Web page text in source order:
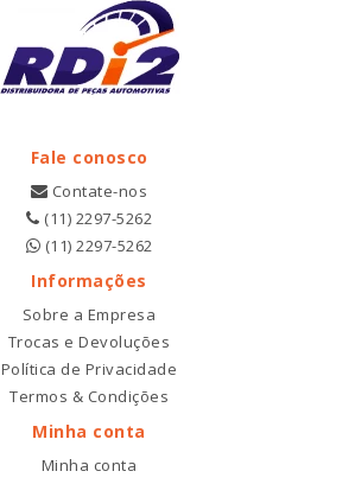
Fale conosco
Contate-nos
(11) 2297-5262
(11) 2297-5262
Informações
Sobre a Empresa
Trocas e Devoluções
Política de Privacidade
Termos & Condições
Minha conta
Minha conta